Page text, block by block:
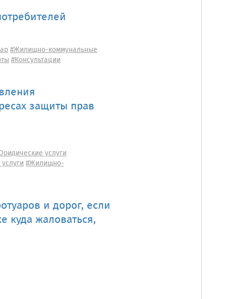
#Жилищно-коммунальные
#Консультации
защиты прав
услуги
#Жилищно-
и дорог, если
куда жаловаться,